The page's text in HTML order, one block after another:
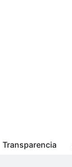
Transparencia